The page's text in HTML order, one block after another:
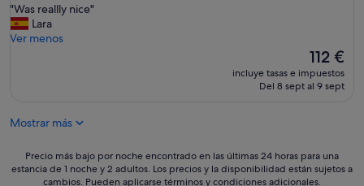
s
r
o
p
a
a
10,
Excepcional,
(89 comentarios)
"
W
a
l
n
"Was reallly nice"
Lara
Ver menos
El
precio
actual
112 €
incluye tasas e impuestos
Del 8 sept al 9 sept
Mostrar más
Precio
más
Precio más bajo por noche encontrado en las últimas 24 horas para una
estancia de 1 noche y 2 adultos. Los precios y la disponibilidad están sujetos a
cambios. Pueden aplicarse términos y condiciones adicionales.